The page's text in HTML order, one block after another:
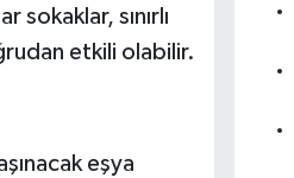
sınırlı
etkili olabilir.
eşya